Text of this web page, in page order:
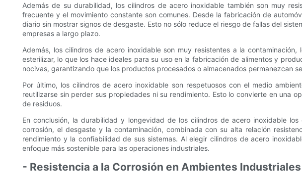
Además de su durabilidad, los cilindros de acero inoxidable también son muy
frecuente y el movimiento constante son comunes. Desde la fabricación de
diario sin mostrar signos de desgaste. Esto no sólo reduce el riesgo de fallas del
empresas a largo plazo.
Además, los cilindros de acero inoxidable son muy resistentes a la
esterilizar, lo que los hace ideales para su uso en la fabricación de alimentos y
nocivas, garantizando que los productos procesados ​​o almacenados permanezcan
Por último, los cilindros de acero inoxidable son respetuosos con el medio
reutilizarse sin perder sus propiedades ni su rendimiento. Esto lo convierte en una
de residuos.
En conclusión, la durabilidad y longevidad de los cilindros de acero inoxidable
corrosión, el desgaste y la contaminación, combinada con su alta relación
rendimiento y la confiabilidad de sus sistemas. Al elegir cilindros de acero
enfoque más sostenible para las operaciones industriales.
- Resistencia a la Corrosión en Ambientes Industriales